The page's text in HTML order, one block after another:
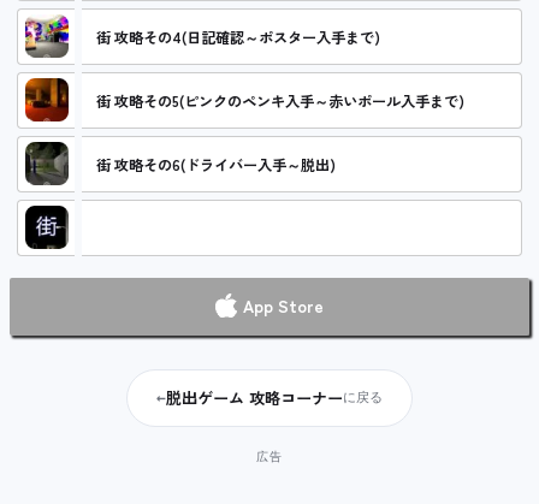
街 攻略その4(日記確認～ポスター入手まで)
街 攻略その5(ピンクのペンキ入手～赤いポール入手まで)
街 攻略その6(ドライバー入手～脱出)
App Store
←脱出ゲーム 攻略コーナーに戻る